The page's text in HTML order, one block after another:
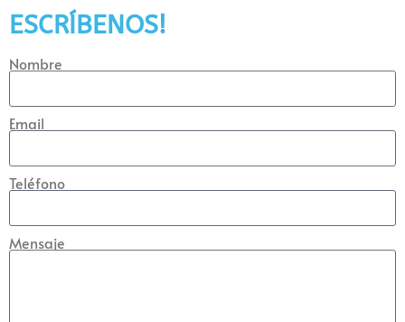
ESCRÍBENOS!
Nombre
Email
Teléfono
Mensaje